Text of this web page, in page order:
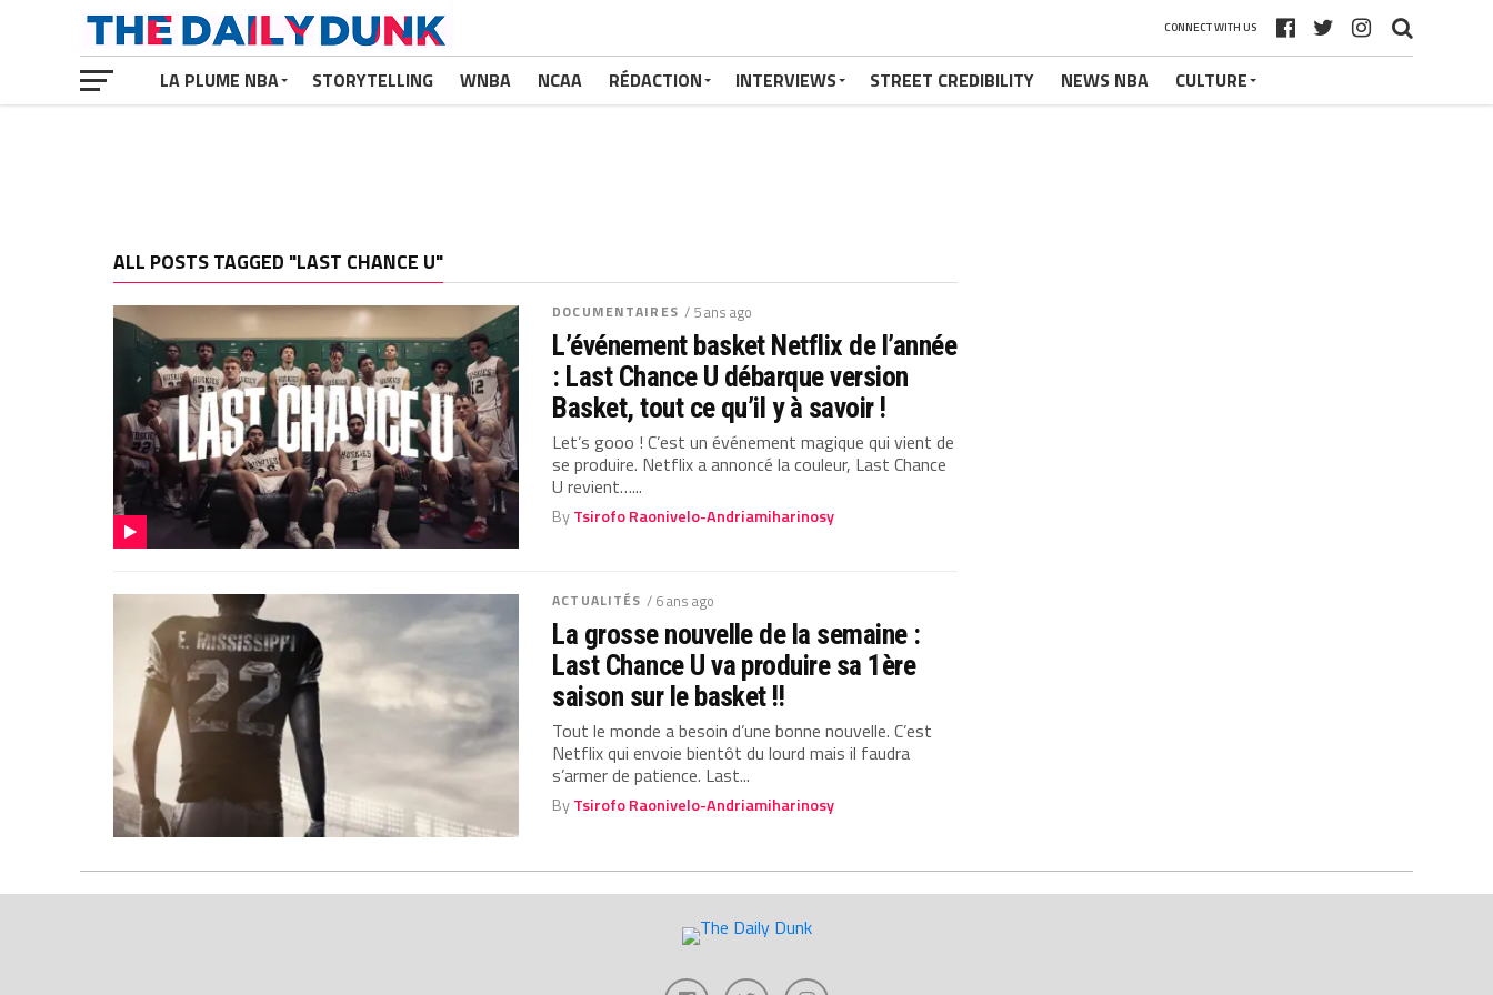
CONNECT WITH US
LA PLUME NBA STORYTELLING WNBA NCAA RÉDACTION INTERVIEWS STREET CREDIBILITY NEWS NBA CULTURE
ALL POSTS TAGGED "LAST CHANCE U"
DOCUMENTAIRES / 5 ans ago
L’événement basket Netflix de l’année
: Last Chance U débarque version
Basket, tout ce qu’il y à savoir !
Let’s gooo ! C’est un événement magique qui vient de
se produire. Netflix a annoncé la couleur, Last Chance
U revient…...
ByTsirofo Raonivelo-Andriamiharinosy
ACTUALITÉS / 6 ans ago
La grosse nouvelle de la semaine :
Last Chance U va produire sa 1ère
saison sur le basket !!
Tout le monde a besoin d’une bonne nouvelle. C’est
Netflix qui envoie bientôt du lourd mais il faudra
s’armer de patience. Last...
ByTsirofo Raonivelo-Andriamiharinosy